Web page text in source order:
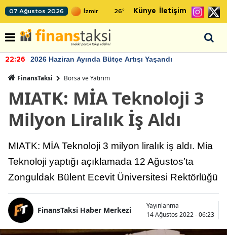
07 Ağustos 2026 26° Künye İletişim
22:26 2026 Haziran Ayında Bütçe Artışı Yaşandı
FinansTaksi Borsa ve Yatırım
MIATK: MİA Teknoloji 3
Milyon Liralık İş Aldı
MIATK: MİA Teknoloji 3 milyon liralık iş aldı. Mia
Teknoloji yaptığı açıklamada 12 Ağustos’ta
Zonguldak Bülent Ecevit Üniversitesi Rektörlüğü
FinansTaksi Haber Merkezi
Yayınlanma
14 Ağustos 2022 - 06:23